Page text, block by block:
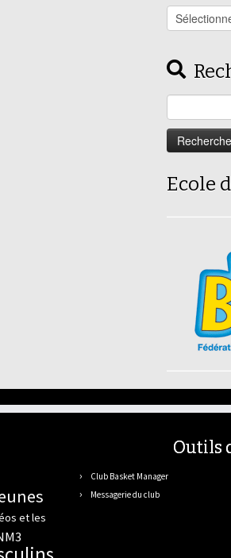
Les
articles
Ecole
et les
Outils
Club Basket Manager
Messagerie du club